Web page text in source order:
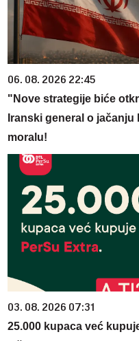
06. 08. 2026 22:45
"Nove strategije biće
Iranski general o
moralu!
03. 08. 2026 07:31
25.000 kupaca već